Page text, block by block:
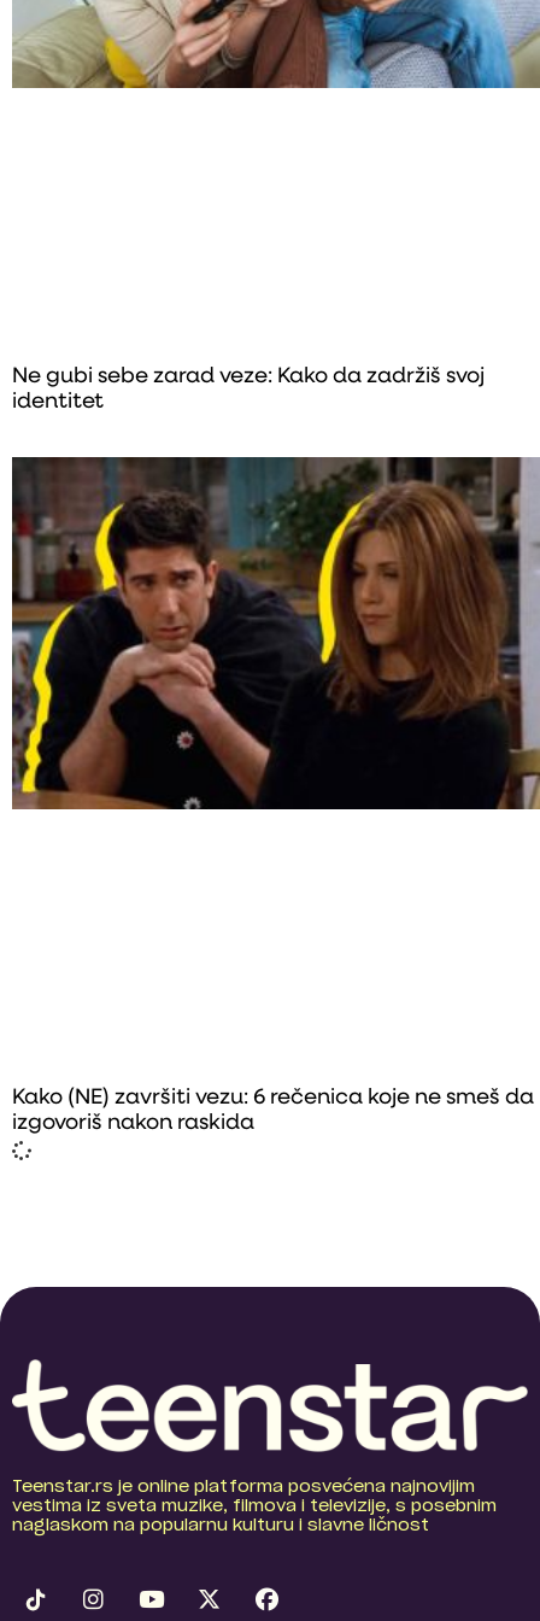
Ne gubi sebe zarad veze: Kako da zadržiš svoj
identitet
Kako (NE) završiti vezu: 6 rečenica koje ne smeš da
izgovoriš nakon raskida
Teenstar.rs je online platforma posvećena najnovijim
vestima iz sveta muzike, filmova i televizije, s posebnim
naglaskom na popularnu kulturu i slavne ličnost